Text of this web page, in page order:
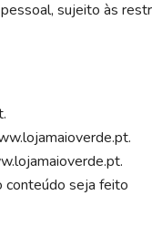
sujeito às
conteúdo seja feito